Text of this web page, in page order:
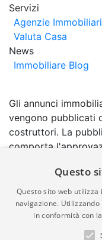
Servizi
Agenzie
Valuta Casa
News
Immobiliare Blog
Gli annunci
vengono pubblicati
costruttori. La
comporta
garanzia da parte
quindi non è
correttezza, della
materia di privacy
suddetti annunci.
Questo
Questo sito web
navigazione.
in conformità con